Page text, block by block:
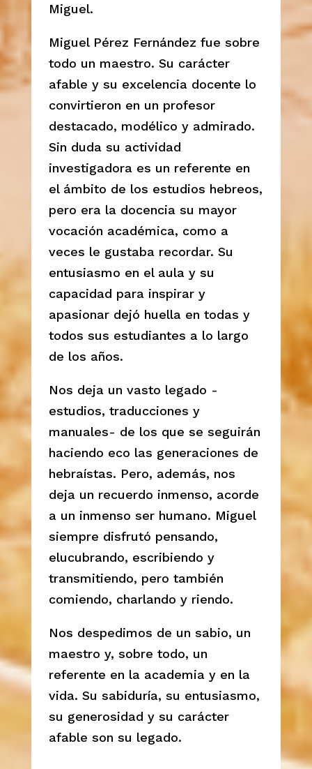
Miguel.
Miguel Pérez Fernández fue sobre
todo un maestro. Su carácter
afable y su excelencia docente lo
convirtieron en un profesor
destacado, modélico y admirado.
Sin duda su actividad
investigadora es un referente en
el ámbito de los estudios hebreos,
pero era la docencia su mayor
vocación académica, como a
veces le gustaba recordar. Su
entusiasmo en el aula y su
capacidad para inspirar y
apasionar dejó huella en todas y
todos sus estudiantes a lo largo
de los años.
Nos deja un vasto legado -
estudios, traducciones y
manuales- de los que se seguirán
haciendo eco las generaciones de
hebraístas. Pero, además, nos
deja un recuerdo inmenso, acorde
a un inmenso ser humano. Miguel
siempre disfrutó pensando,
elucubrando, escribiendo y
transmitiendo, pero también
comiendo, charlando y riendo.
Nos despedimos de un sabio, un
maestro y, sobre todo, un
referente en la academia y en la
vida. Su sabiduría, su entusiasmo,
su generosidad y su carácter
afable son su legado.